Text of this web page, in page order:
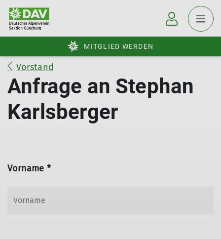
MITGLIED WERDEN
Vorstand
Anfrage an Stephan
Karlsberger
Vorname *